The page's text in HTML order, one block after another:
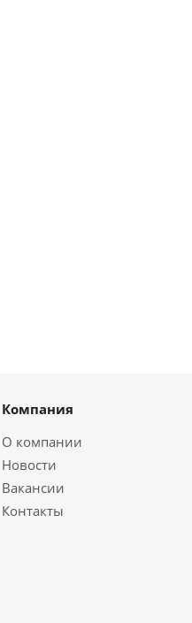
Компания
О компании
Новости
Вакансии
Контакты